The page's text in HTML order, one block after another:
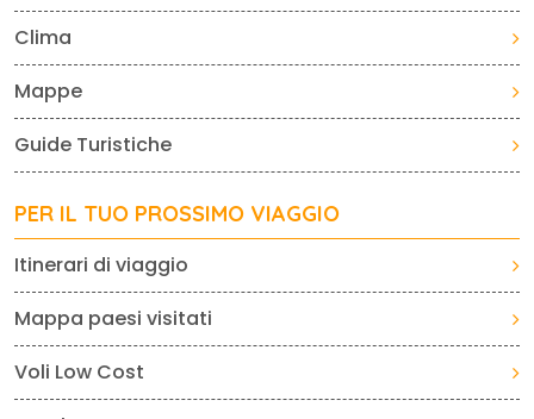
Clima
Mappe
Guide Turistiche
PER IL TUO PROSSIMO VIAGGIO
Itinerari di viaggio
Mappa paesi visitati
Voli Low Cost